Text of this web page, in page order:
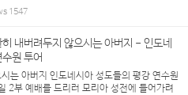
데까지 1년 정도의 시간이 필요하다고 했
열독하는 어느 분...
1547
내버려두지 않으시는 아버지 - 인도네
원 투어
는 아버지 인도네시아 성도들의 평강 연수원
2부 예배를 드리러 모리아 성전에 들어가려